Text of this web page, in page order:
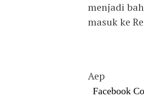
menjadi
masuk ke
Aep
Facebook